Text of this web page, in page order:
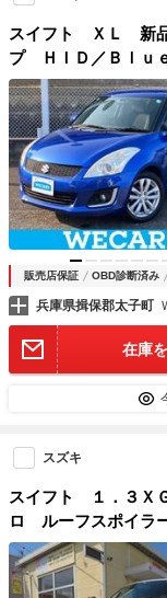
スイフト ＸＬ 新
プ ＨＩＤ／Ｂｌｕ
Ｓ／バックモニター
転席／エアバッグ
販売店保証 OBD診断済み
兵庫県揖保郡太子町
在庫
スズキ
スイフト １．３
ロ ルーフスポイ
格納ドアミラー プ
マートキー